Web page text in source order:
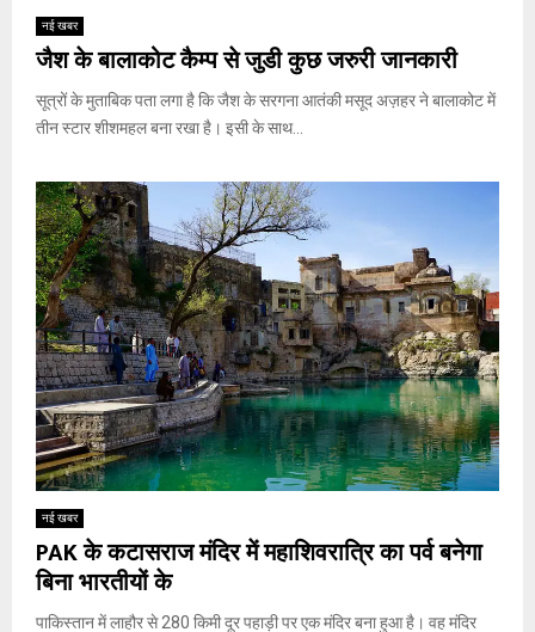
नई खबर
जैश के बालाकोट कैम्प से जुडी कुछ जरुरी जानकारी
सूत्रों के मुताबिक पता लगा है कि जैश के सरगना आतंकी मसूद अज़हर ने बालाकोट में
तीन स्टार शीशमहल बना रखा है। इसी के साथ...
नई खबर
PAK के कटासराज मंदिर में महाशिवरात्रि का पर्व बनेगा
बिना भारतीयों के
पाकिस्तान में लाहौर से 280 किमी दूर पहाड़ी पर एक मंदिर बना हुआ है। वह मंदिर